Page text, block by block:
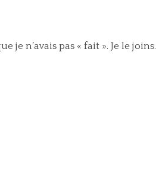
je n’avais pas « fait ». Je le joins.